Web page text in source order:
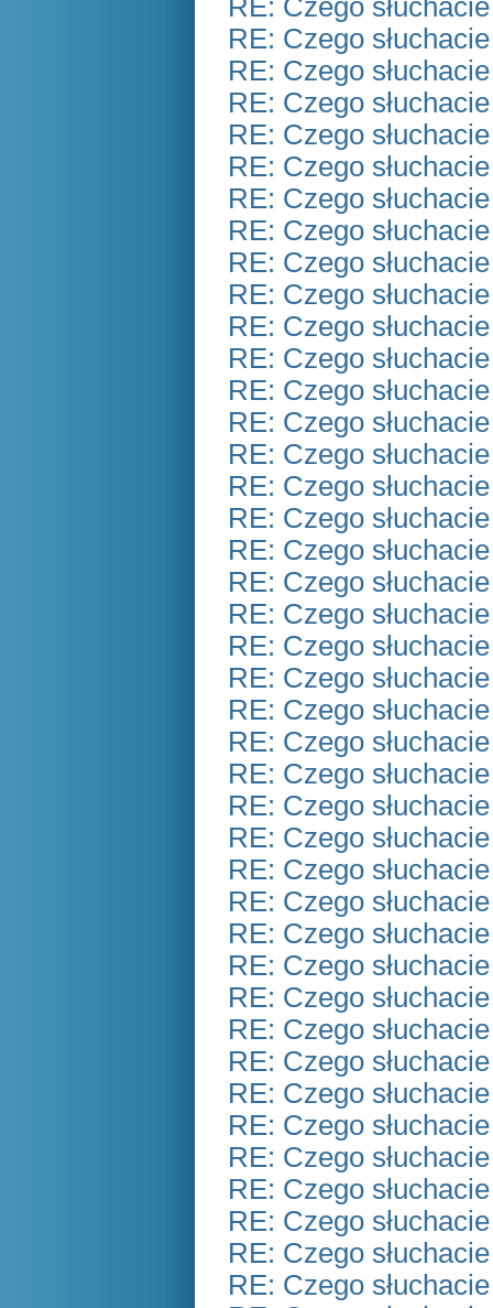
RE: Czego
RE: Czego
RE: Czego
RE: Czego
RE: Czego
RE: Czego
RE: Czego
RE: Czego
RE: Czego
RE: Czego
RE: Czego
RE: Czego
RE: Czego
RE: Czego
RE: Czego
RE: Czego
RE: Czego
RE: Czego
RE: Czego
RE: Czego
RE: Czego
RE: Czego
RE: Czego
RE: Czego
RE: Czego
RE: Czego
RE: Czego
RE: Czego
RE: Czego
RE: Czego
RE: Czego
RE: Czego
RE: Czego
RE: Czego
RE: Czego
RE: Czego
RE: Czego
RE: Czego
RE: Czego
RE: Czego
RE: Czego